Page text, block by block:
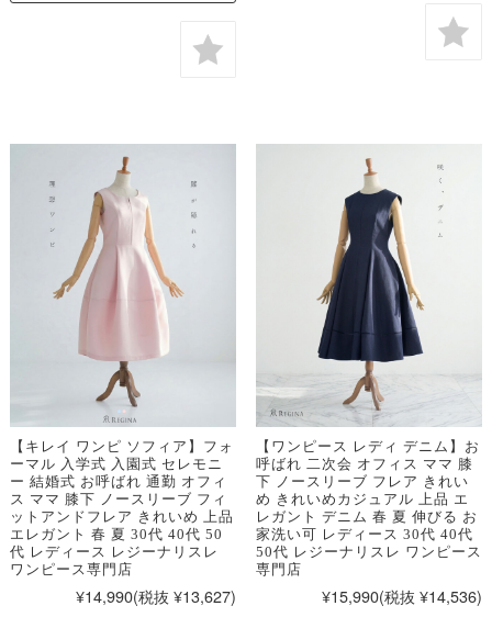
【キレイ ワンピ ソフィア】フォ
ーマル 入学式 入園式 セレモニ
ー 結婚式 お呼ばれ 通勤 オフィ
ス ママ 膝下 ノースリーブ フィ
ットアンドフレア きれいめ 上品
エレガント 春 夏 30代 40代 50
代 レディース レジーナリスレ
ワンピース専門店
¥14,990(税抜 ¥13,627)
【ワンピース レディ デニム】お
呼ばれ 二次会 オフィス ママ 膝
下 ノースリーブ フレア きれい
め きれいめカジュアル 上品 エ
レガント デニム 春 夏 伸びる お
家洗い可 レディース 30代 40代
50代 レジーナリスレ ワンピース
専門店
¥15,990(税抜 ¥14,536)